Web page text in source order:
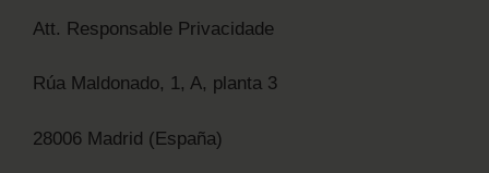
Att. Responsable Privacidade
Rúa Maldonado, 1, A, planta 3
28006 Madrid (España)